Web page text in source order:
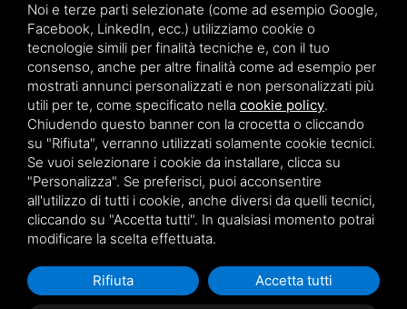
Questo sito è protetto da Google reCAPTCHA v3,Privacy Policy
Terms of Service
di Google.
Noi e terze parti selezionate (come ad esempio Google,
Facebook, LinkedIn, ecc.) utilizziamo cookie o
tecnologie simili per finalità tecniche e, con il tuo
consenso, anche per altre finalità come ad esempio per
mostrati annunci personalizzati e non personalizzati più
utili per te, come specificato nella cookie policy.
Chiudendo questo banner con la crocetta o cliccando
su "Rifiuta", verranno utilizzati solamente cookie tecnici.
Se vuoi selezionare i cookie da installare, clicca su
"Personalizza". Se preferisci, puoi acconsentire
all'utilizzo di tutti i cookie, anche diversi da quelli tecnici,
cliccando su "Accetta tutti". In qualsiasi momento potrai
modificare la scelta effettuata.
Rifiuta Accetta tutti